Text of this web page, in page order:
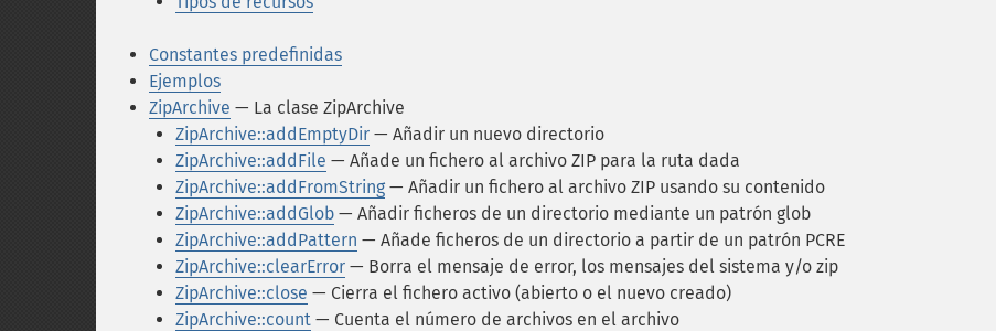
Constantes predefinidas
Ejemplos
ZipArchive — La clase ZipArchive
ZipArchive::addEmptyDir — Añadir un nuevo directorio
ZipArchive::addFile — Añade un fichero al archivo ZIP para la ruta dada
ZipArchive::addFromString — Añadir un fichero al archivo ZIP usando su contenido
ZipArchive::addGlob — Añadir ficheros de un directorio mediante un patrón glob
ZipArchive::addPattern — Añade ficheros de un directorio a partir de un patrón PCRE
ZipArchive::clearError — Borra el mensaje de error, los mensajes del sistema y/o zip
ZipArchive::close — Cierra el fichero activo (abierto o el nuevo creado)
ZipArchive::count — Cuenta el número de archivos en el archivo